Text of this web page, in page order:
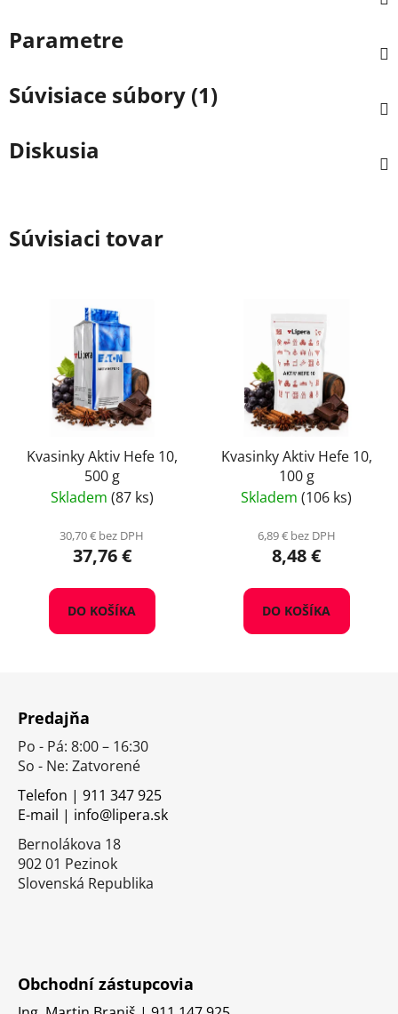
Parametre
Súvisiace súbory (1)
Diskusia
Súvisiaci tovar
Kvasinky Aktiv Hefe 10,
500 g
Skladem (87 ks)
30,70 € bez DPH
37,76 €
DO KOŠÍKA
Kvasinky Aktiv Hefe 10,
100 g
Skladem (106 ks)
6,89 € bez DPH
8,48 €
DO KOŠÍKA
Predajňa
Po - Pá: 8:00 – 16:30
So - Ne: Zatvorené
Telefon | 911 347 925
E-mail | info@lipera.sk
Bernolákova 18
902 01 Pezinok
Slovenská Republika
Obchodní zástupcovia